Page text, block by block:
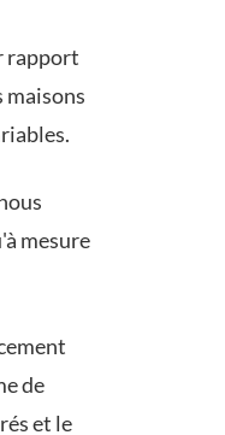
rapport
maisons
mesure
de
et le